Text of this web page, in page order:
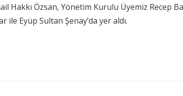
Hakkı Özsan, Yönetim Kurulu Üyemiz Recep
ile Eyüp Sultan Şenay’da yer aldı.